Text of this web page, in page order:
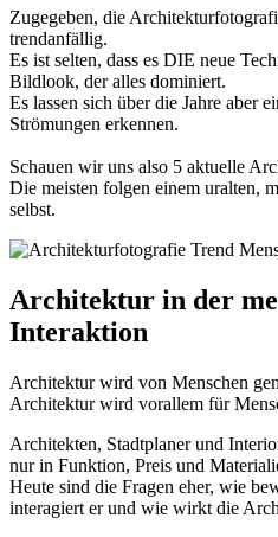
Zugegeben, die
trendanfällig.
Es ist selten, dass es DIE neue
Bildlook, der alles dominiert.
Es lassen sich über die Jahre aber
Strömungen erkennen.
Schauen wir uns also 5 aktuelle
Die meisten folgen einem uralten,
selbst.
Architektur in der
Interaktion
Architektur wird von Menschen
Architektur wird vorallem für
Architekten, Stadtplaner und
nur in Funktion, Preis und
Heute sind die Fragen eher, wie
interagiert er und wie wirkt die